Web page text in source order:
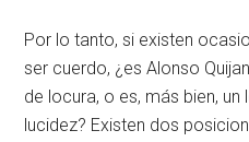
Por lo tanto, si existen
ser cuerdo, ¿es Alonso
de locura, o es, más bien,
lucidez? Existen dos